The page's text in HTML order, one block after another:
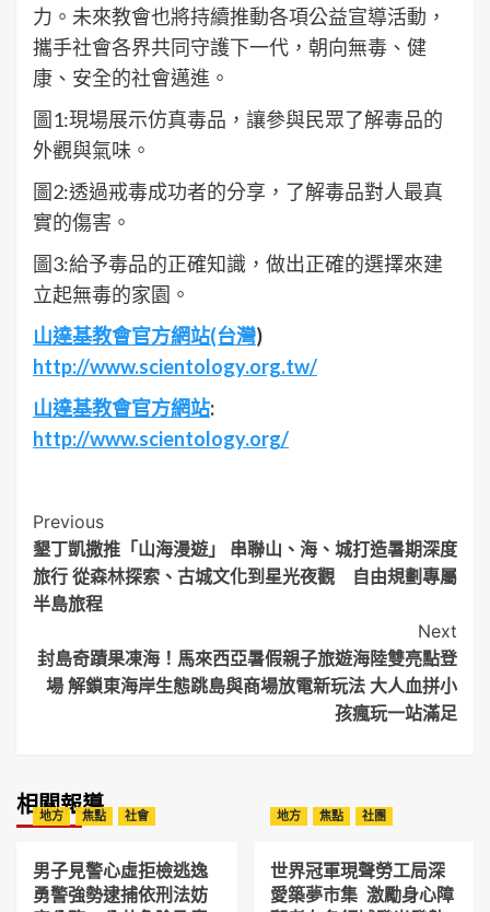
力。未來教會也將持續推動各項公益宣導活動，
攜手社會各界共同守護下一代，朝向無毒、健
康、安全的社會邁進。
圖1:現場展示仿真毒品，讓參與民眾了解毒品的
外觀與氣味。
圖2:透過戒毒成功者的分享，了解毒品對人最真
實的傷害。
圖3:給予毒品的正確知識，做出正確的選擇來建
立起無毒的家園。
山達基教會官方網站(台灣)
http://www.scientology.org.tw/
山達基教會官方網站:
http://www.scientology.org/
Post
Navigation
Previous
墾丁凱撒推「山海漫遊」 串聯山、海、城打造暑期深度
旅行 從森林探索、古城文化到星光夜觀 自由規劃專屬
半島旅程
Next
封島奇蹟果凍海！馬來西亞暑假親子旅遊海陸雙亮點登
場 解鎖東海岸生態跳島與商場放電新玩法 大人血拼小
孩瘋玩一站滿足
相關報導
地方 焦點 社會
男子見警心虛拒檢逃逸
勇警強勢逮捕依刑法妨
地方 焦點 社團
世界冠軍現聲勞工局深
愛築夢市集 激勵身心障